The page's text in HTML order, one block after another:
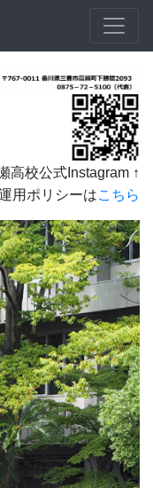
高校公式Instagram ↑
用ポリシーはこちら